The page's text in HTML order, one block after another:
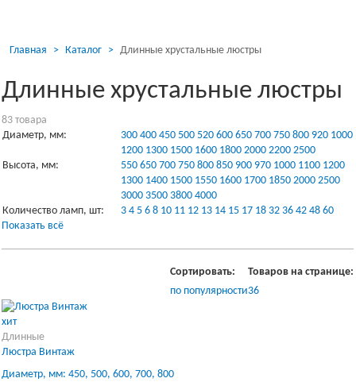
Главная Каталог Длинные хрустальные люстры
Длинные хрустальные люстры
83 товарa
Диаметр, мм:
300 400 450 500 520 600 650 700 750 800 920 1000
1200 1300 1500 1600 1800 2000 2200 2500
Высота, мм:
550 650 700 750 800 850 900 970 1000 1100 1200
1300 1400 1500 1550 1600 1700 1850 2000 2500
3000 3500 3800 4000
Количество ламп, шт:
3 4 5 6 8 10 11 12 13 14 15 17 18 32 36 42 48 60
Показать всё
Товаров на странице:
36
Сортировать:
по популярности
хит
Длинные
Люстра Винтаж
Диаметр, мм: 450, 500, 600, 700, 800